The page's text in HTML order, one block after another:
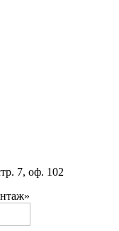
7, оф. 102